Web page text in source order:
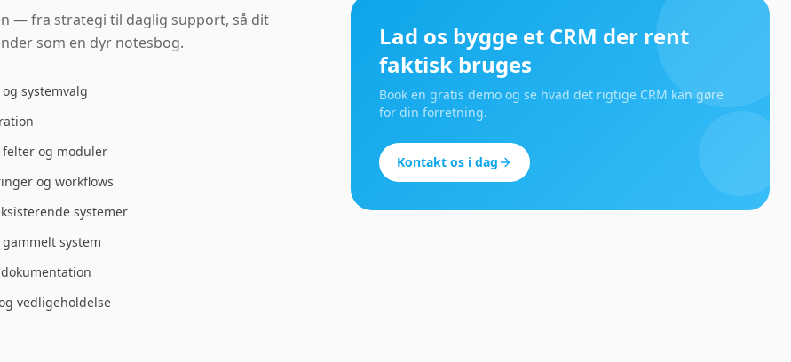
— fra strategi til daglig support, så dit
som en dyr notesbog.
systemvalg
og moduler
og workflows
systemer
system
vedligeholdelse
Lad os bygge et CRM der rent
faktisk bruges
Book en gratis demo og se hvad det rigtige CRM kan gøre
for din forretning.
Kontakt os i dag